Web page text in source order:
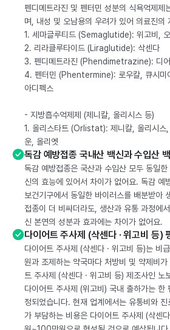
펜디메트라진 및 펜터민 성분의 식욕억제제
며, 내성 및 오남용의 우려가 있어 의료진의
1. 세마글루티드 (Semaglutide): 위고비,
2. 리라클루타이드 (Liraglutide): 삭센다
3. 펜디메트라진 (Phendimetrazine): 디어
4. 펜터민 (Phentermine): 로우칼, 큐시미
아디펙스
- 지방흡수억제제 (제니칼, 올리시스 등)
1. 올리스타트 (Orlistat): 제니칼, 올리시스,
운, 올리엣
독감 예방접종 국내산 백신과 수입산
독감 예방접종은 국산과 수입산 모두 동일
신의 효능에 있어서 차이가 없어요. 독감 예
보건기구에서 동일한 바이러스를 배분받아
접종이 더 비싸더라도, 생산과 유통 과정에
신 본연의 성분과 효과에는 차이가 없어요.
다이어트 주사제 (삭센다 · 위고비 등)
다이어트 주사제 (삭센다 · 위고비 등)는 비
원과 조제하는 약국마다 처방비 및 약제비
트 주사제 (삭센다 · 위고비 등) 제조사인 노
다이어트 주사제 (위고비) 국내 출하가는
정되었습니다. 현재 업계에서는 유통비와
가 부담하는 비용은 다이어트 주사제 (삭센